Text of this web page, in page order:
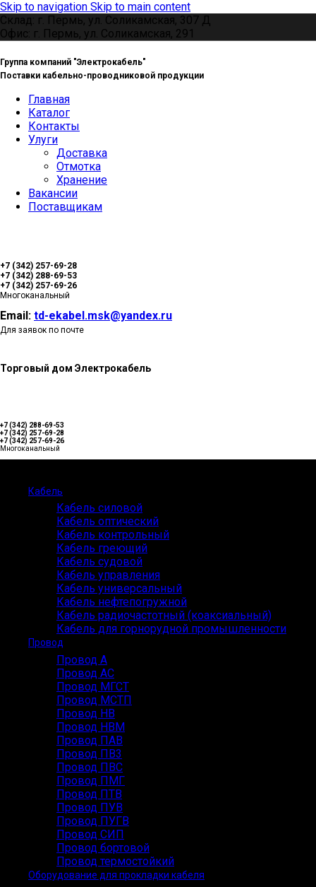
Skip to navigation Skip to main content
Склад: г. Пермь, ул. Соликамская, 307 Д
Офис: г. Пермь, ул. Соликамская, 291
Группа компаний "Электрокабель"
Поставки кабельно-проводниковой продукции
Главная
Каталог
Контакты
Улуги
Доставка
Отмотка
Хранение
Вакансии
Поставщикам
+7 (342) 257-69-28
+7 (342) 288-69-53
+7 (342) 257-69-26
Многоканальный
Email: td-ekabel.msk@yandex.ru
Для заявок по почте
Торговый дом Электрокабель
+7 (342) 288-69-53
+7 (342) 257-69-28
+7 (342) 257-69-26
Многоканальный
Кабель
Кабель силовой
Кабель оптический
Кабель контрольный
Кабель греющий
Кабель судовой
Кабель управления
Кабель универсальный
Кабель нефтепогружной
Кабель радиочастотный (коаксиальный)
Кабель для горнорудной промышленности
Провод
Провод А
Провод АС
Провод МГСТ
Провод МСТП
Провод НВ
Провод НВМ
Провод ПАВ
Провод ПВ3
Провод ПВС
Провод ПМГ
Провод ПТВ
Провод ПУВ
Провод ПУГВ
Провод СИП
Провод бортовой
Провод термостойкий
Оборудование для прокладки кабеля